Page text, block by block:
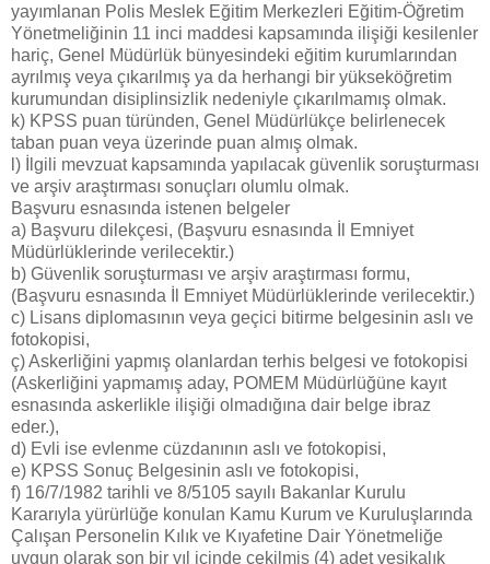
yayımlanan Polis Meslek Eğitim Merkezleri Eğitim-Öğretim
Yönetmeliğinin 11 inci maddesi kapsamında ilişiği kesilenler
hariç, Genel Müdürlük bünyesindeki eğitim kurumlarından
ayrılmış veya çıkarılmış ya da herhangi bir yükseköğretim
kurumundan disiplinsizlik nedeniyle çıkarılmamış olmak.
k) KPSS puan türünden, Genel Müdürlükçe belirlenecek
taban puan veya üzerinde puan almış olmak.
l) İlgili mevzuat kapsamında yapılacak güvenlik soruşturması
ve arşiv araştırması sonuçları olumlu olmak.
Başvuru esnasında istenen belgeler
a) Başvuru dilekçesi, (Başvuru esnasında İl Emniyet
Müdürlüklerinde verilecektir.)
b) Güvenlik soruşturması ve arşiv araştırması formu,
(Başvuru esnasında İl Emniyet Müdürlüklerinde verilecektir.)
c) Lisans diplomasının veya geçici bitirme belgesinin aslı ve
fotokopisi,
ç) Askerliğini yapmış olanlardan terhis belgesi ve fotokopisi
(Askerliğini yapmamış aday, POMEM Müdürlüğüne kayıt
esnasında askerlikle ilişiği olmadığına dair belge ibraz
eder.),
d) Evli ise evlenme cüzdanının aslı ve fotokopisi,
e) KPSS Sonuç Belgesinin aslı ve fotokopisi,
f) 16/7/1982 tarihli ve 8/5105 sayılı Bakanlar Kurulu
Kararıyla yürürlüğe konulan Kamu Kurum ve Kuruluşlarında
Çalışan Personelin Kılık ve Kıyafetine Dair Yönetmeliğe
uygun olarak son bir yıl içinde çekilmiş (4) adet vesikalık